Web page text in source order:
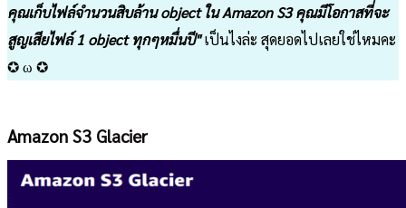
คุณเก็บไฟล์จำนวนสิบล้าน object ใน Amazon S3 คุณมีโอกาสที่จะ
สูญเสียไฟล์ 1 object ทุกๆหมื่นปี"เป็นไงล่ะ สุดยอดไปเลยใช่ไหมคะ
✪ ω ✪
Amazon S3 Glacier